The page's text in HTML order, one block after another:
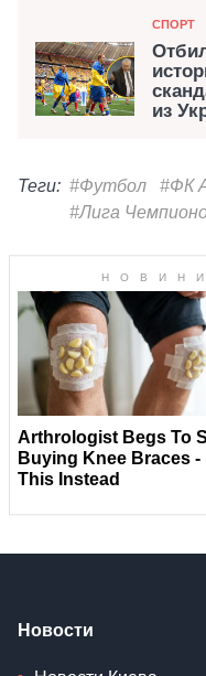
Категория
СПОРТ
из
Теги: #Футбол
#ФК
#Лига
Новости